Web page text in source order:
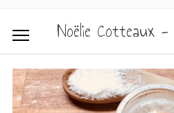
Noëlie Cotteaux